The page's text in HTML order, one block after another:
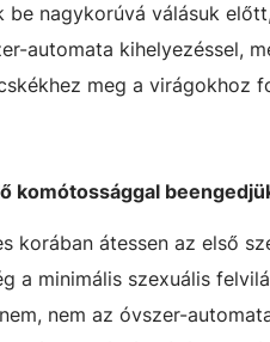
nagykorúvá válásuk
automata kihelyezéssel,
meg a virágokhoz
komótossággal
korában átessen az első
a minimális szexuális
nem az óvszer-